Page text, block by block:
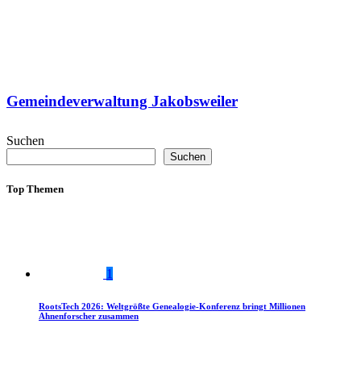
Gemeindeverwaltung Jakobsweiler
Suchen
Suchen
Top Themen
1
RootsTech 2026: Weltgrößte Genealogie-Konferenz bringt Millionen
Ahnenforscher zusammen